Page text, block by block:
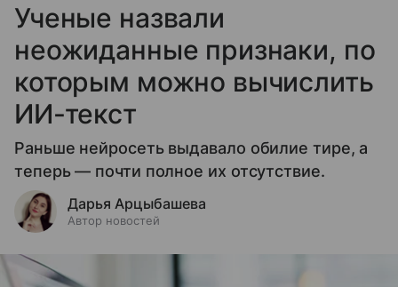
Ученые назвали
неожиданные признаки, по
которым можно вычислить
ИИ-текст
Раньше нейросеть выдавало обилие тире, а
теперь — почти полное их отсутствие.
Дарья Арцыбашева
Автор новостей